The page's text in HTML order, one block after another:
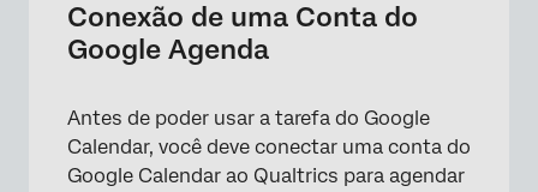
Conexão de uma Conta do
Google Agenda
Antes de poder usar a tarefa do Google
Calendar, você deve conectar uma conta do
Google Calendar ao Qualtrics para agendar